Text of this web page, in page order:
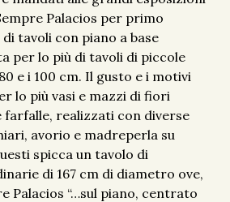
Palacios per primo
tavoli con piano a base
per lo più di tavoli di piccole
e i 100 cm. Il gusto e i motivi
lo più vasi e mazzi di fiori
farfalle, realizzati con diverse
avorio e madreperla su
spicca un tavolo di
di 167 cm di diametro ove,
Palacios “…sul piano, centrato